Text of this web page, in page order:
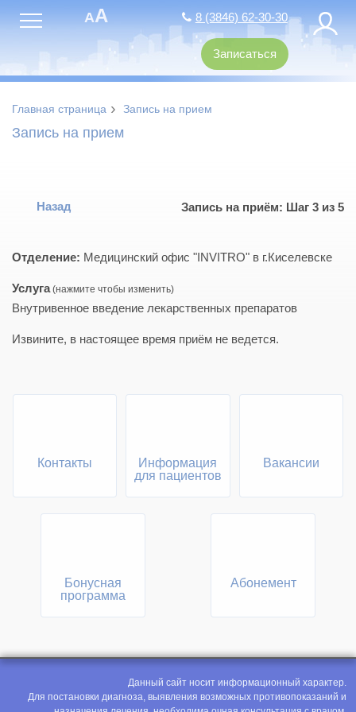
AA 8 (3846) 62-30-30
Записаться
Главная страница › Запись на прием
Запись на прием
Назад Запись на приём: Шаг 3 из 5
Отделение: Медицинский офис "INVITRO" в г.Киселевске
Услуга
Внутривенное введение лекарственных препаратов
Извините, в настоящее время приём не ведется.
Контакты
Информация
для пациентов
Вакансии
Бонусная
программа
Абонемент
Данный сайт носит информационный характер.
Для постановки диагноза, выявления возможных противопоказаний и